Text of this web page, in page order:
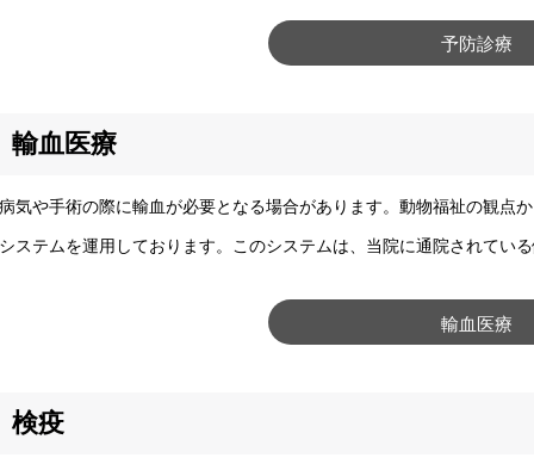
予防診療
輸血医療
気や手術の際に輸血が必要となる場合があります。動物福祉の観点
ステムを運用しております。このシステムは、当院に通院されてい
輸血医療
検疫